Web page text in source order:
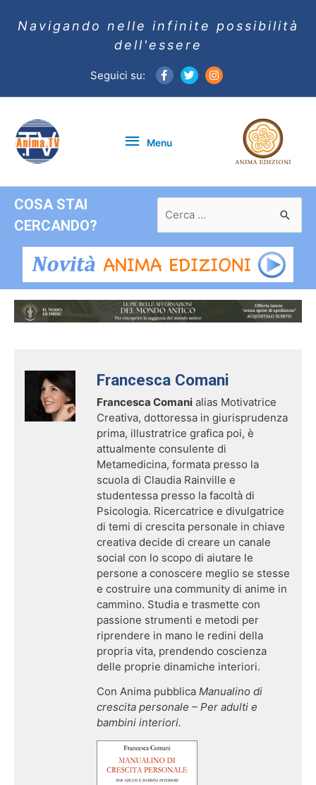
Navigando nelle infinite possibilità
dell'essere
Seguici su:
Menu
COSA STAI
CERCANDO?
per:
Francesca Comani
Francesca Comani alias Motivatrice
Creativa, dottoressa in giurisprudenza
prima, illustratrice grafica poi, è
attualmente consulente di
Metamedicina, formata presso la
scuola di Claudia Rainville e
studentessa presso la facoltà di
Psicologia. Ricercatrice e divulgatrice
di temi di crescita personale in chiave
creativa decide di creare un canale
social con lo scopo di aiutare le
persone a conoscere meglio se stesse
e costruire una community di anime in
cammino. Studia e trasmette con
passione strumenti e metodi per
riprendere in mano le redini della
propria vita, prendendo coscienza
delle proprie dinamiche interiori.
Con Anima pubblica Manualino di
crescita personale – Per adulti e
bambini interiori.